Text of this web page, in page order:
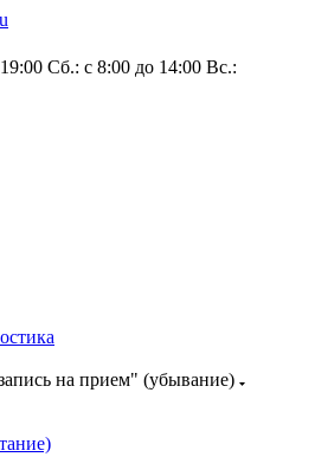
Сб.: с 8:00 до 14:00 Вс.:
на прием" (убывание)